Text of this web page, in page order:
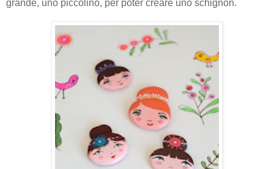
grande, uno piccolino, per poter creare uno schignon.